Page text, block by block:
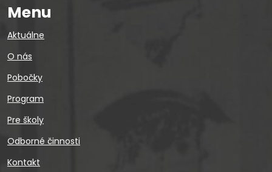
Menu
Aktuálne
O nás
Pobočky
Program
Pre školy
Odborné činnosti
Kontakt